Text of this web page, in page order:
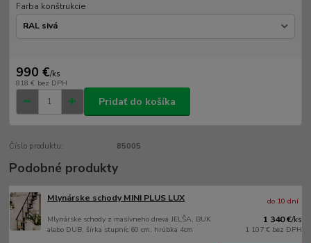
Farba konštrukcie
990 €/ks
818 € bez DPH
Pridať do košíka
Číslo produktu: 85005
Podobné produkty
Mlynárske schody MINI PLUS LUX
Mlynárske schody z masívneho dreva JELŠA, BUK
alebo DUB, šírka stupníc 60 cm, hrúbka 4cm
1 340 €/ks
1 107 € bez DPH
do 10 dní